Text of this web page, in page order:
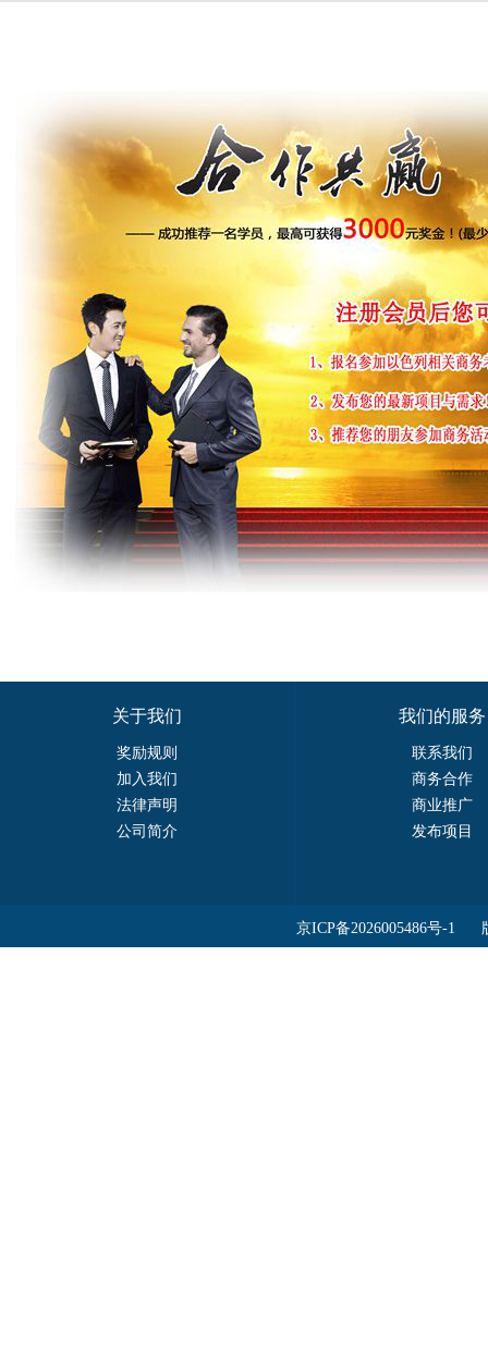
关于我们
奖励规则
加入我们
法律声明
公司简介
我们的服务
联系我们
商务合作
商业推广
发布项目
京ICP备2026005486号-1